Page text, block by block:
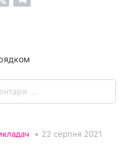
• 22 серпня 2021